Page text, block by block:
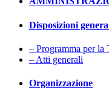
Disposizioni
– Programma per la
– Atti generali
Organizzazione